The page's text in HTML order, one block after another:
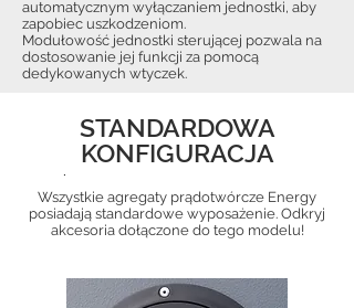
automatycznym wyłączaniem jednostki, aby
zapobiec uszkodzeniom.
Modułowość jednostki sterującej pozwala na
dostosowanie jej funkcji za pomocą
dedykowanych wtyczek.
STANDARDOWA
KONFIGURACJA
Wszystkie agregaty prądotwórcze Energy
posiadają standardowe wyposażenie. Odkryj
akcesoria dołączone do tego modelu!